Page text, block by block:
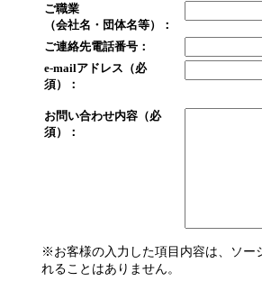
ご職業
（会社名・団体名等）：
ご連絡先電話番号：
e-mailアドレス（必
須）：
お問い合わせ内容（必
須）：
※お客様の入力した項目内容は、ソー
れることはありません。